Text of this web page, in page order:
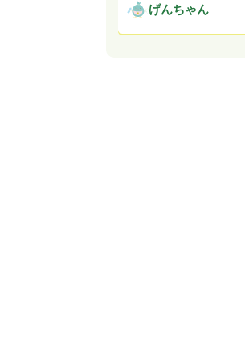
げんちゃん